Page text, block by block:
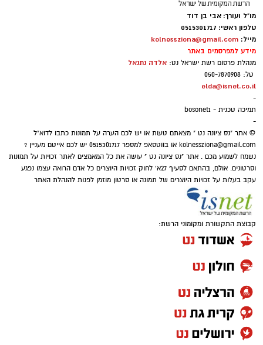
⇐וואטסאפ נס ציונה נט - קליק אחד ואתם
מעודכנים תמיד!
איפה יש בנס ציונה מצלמות חניה
הכסף שנעלם בשקט: כך דמי הניהול שוחקים
לפנסיונרים אלפי שקלים
חסד עם הזולת', 'תמיכה בנזקק', הדימוי הראשון
שעולה לנו בראש זה אדם חסר אמצעים, נדכה
ושפל רוח, או ילדים לבושים בגדים ישנים עם עיניים
כבויות תאבים למשהו חדש ומרענן.
אבל מה שלא עולה לנו בראש זה שהאדם ה'עני'
וה'נזקק' לנו ביותר ושהוא הכי קרוב אלינו ותלוי רק
בואו אם כן נלמד כיצד התורה מגדירה את האדם
ה'נזקק' בהקשר של מצוות ה'צדקה' הנאמרת
בפרשת השבוע וכך נאמר: "כי יהיה בך אביון..." מה
מו"ל ועורך: אבי בן דוד
טלפון ראשי: 0515301717
מייל: kolnessziona@gmail.com
מידע למפרסמים באתר
מנהלת פרסום רשת ישראל נט: אלדה נתנאל
טל: 050-7870908
elda@isnet.co.il
-
תמיכה טכנית - bosonet1
-
© אתר "נס ציונה נט " מצאתם טעות או יש לכם הערה על תמונות כתבו לדוא"ל
kolnessziona@gmail.com
או בווטסאפ למספר 0515301717 יש לכם אייטם מעניין ?
נשמח לשמוע מכם . אתר "נס ציונה נט " עושה את כל המאמצים לאתר זכויות על תמונות
וסרטונים. אולם, בהתאם לסעיף 27א' לחוק זכויות היוצרים כל אדם הרואה עצמו נפגע
עקב בעלות על זכויות היוצרים של תמונה או סרטון מוזמן לפנות להנהלת האתר
קבוצת התקשורת ומקומוני הרשת: